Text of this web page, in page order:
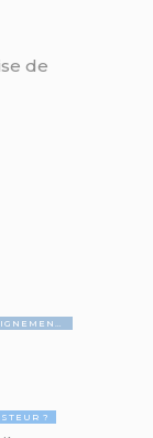
de
BIBLIQUES
?